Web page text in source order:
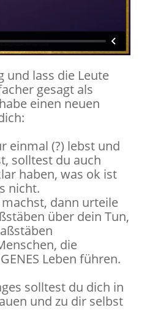
und lass die Leute
gesagt als
einen neuen
einmal (?) lebst und
solltest du auch
haben, was ok ist
nicht.
dann urteile
über dein Tun,
die
Leben führen.
solltest du dich in
und zu dir selbst